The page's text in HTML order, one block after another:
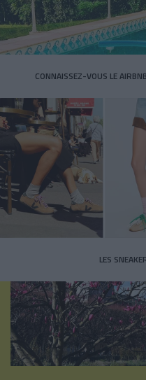
CONNAISSEZ-VOUS LE
LES